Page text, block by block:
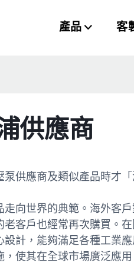
產品 客
供應商
供應商及類似產品時才
向世界的典範。海外客
客戶也經常再次購買。
計，能夠滿足各種工業
使其在全球市場廣泛應用